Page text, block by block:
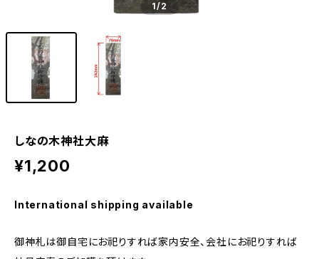
1/2
しなの木神社大麻
¥1,200
International shipping available
御神札は御自宅にお祀りすれば家内安全、会社にお祀りすれば